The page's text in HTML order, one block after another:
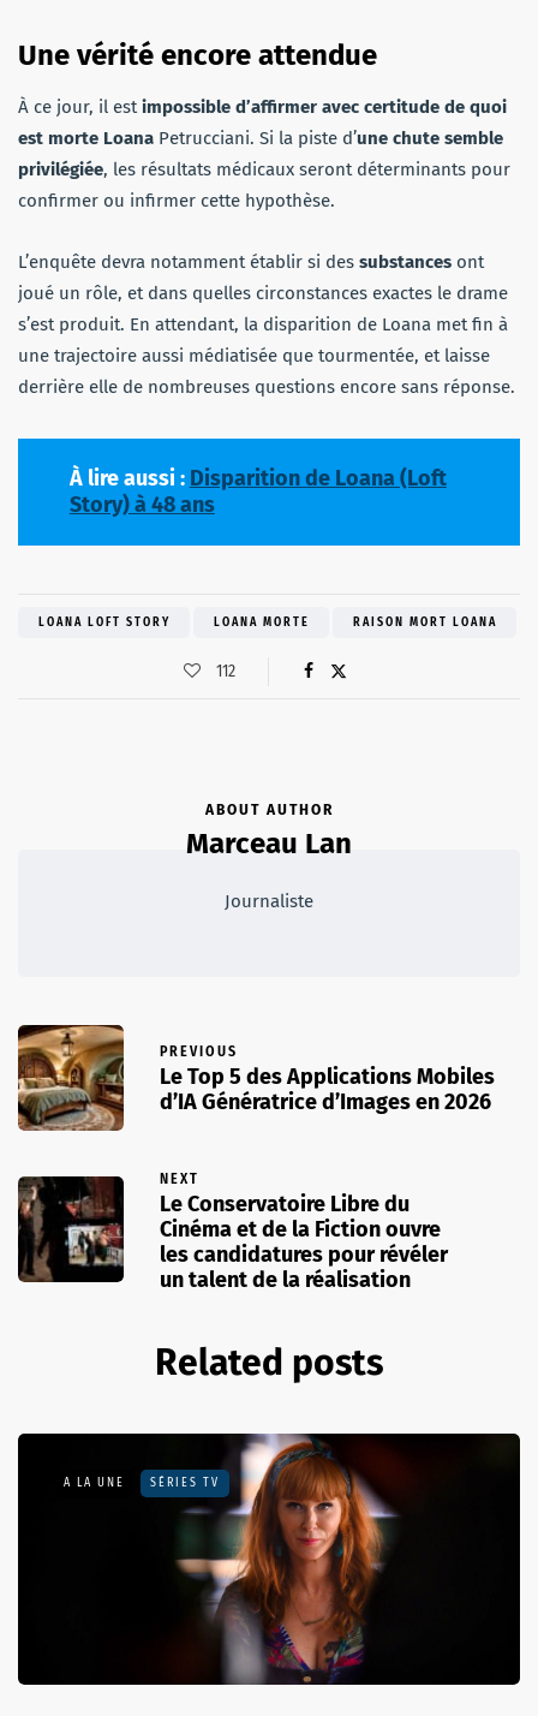
Une vérité encore attendue
À ce jour, il estimpossible d’affirmer avec certitude de quoi
est morte Loana Petrucciani. Si la piste d’une chute semble
privilégiée, les résultats médicaux seront déterminants pour
confirmer ou infirmer cette hypothèse.
L’enquête devra notamment établir si des substances ont
joué un rôle, et dans quelles circonstances exactes le drame
s’est produit. En attendant, la disparition de Loana met fin à
une trajectoire aussi médiatisée que tourmentée, et laisse
derrière elle de nombreuses questions encore sans réponse.
À lire aussi : Disparition de Loana (Loft
Story) à 48 ans
LOANA LOFT STORY LOANA MORTE RAISON MORT LOANA
112
ABOUT AUTHOR
Marceau Lan
Journaliste
PREVIOUS
Le Top 5 des Applications Mobiles
d’IA Génératrice d’Images en 2026
NEXT
Le Conservatoire Libre du
Cinéma et de la Fiction ouvre
les candidatures pour révéler
un talent de la réalisation
Related posts
A LA UNE SÉRIES TV